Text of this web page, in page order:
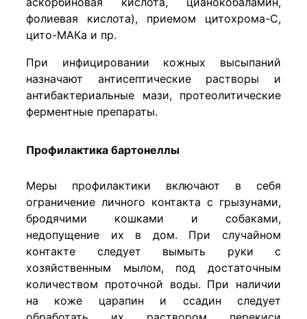
фолиевая кислота), приемом цитохрома-C,
цито-МАКа и пр.
При инфицировании кожных высыпаний
назначают антисептические растворы и
антибактериальные мази, протеолитические
ферментные препараты.
Профилактика бартонеллы
Меры профилактики включают в себя
ограничение личного контакта с грызунами,
бродячими кошками и собаками,
недопущение их в дом. При случайном
контакте следует вымыть руки с
хозяйственным мылом, под достаточным
количеством проточной воды. При наличии
на коже царапин и ссадин следует